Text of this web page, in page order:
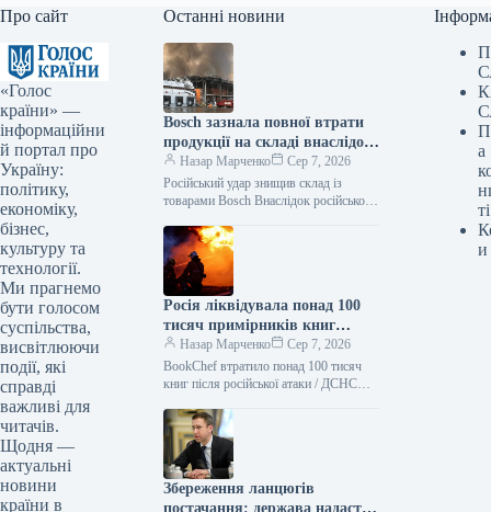
Про сайт
«Голос
країни» —
інформаційни
й портал про
Україну:
політику,
економіку,
бізнес,
культуру та
технології.
Ми прагнемо
бути голосом
суспільства,
висвітлюючи
події, які
справді
важливі для
читачів.
Щодня —
актуальні
новини
країни в
Останні новини
Bosch зазнала повної втрати
продукції на складі внаслідок
російського нападу
Назар Марченко
Сер 7, 2026
Російський удар знищив склад із
товарами Bosch Внаслідок російської
партнера Bosch, де зберігалася
продукція. Як повідомляє Delo.ua,
Росія ліквідувала понад 100
тисяч примірників книг
BookChef: деталі події
Назар Марченко
Сер 7, 2026
BookChef втратило понад 100 тисяч
книг після російської атаки / ДСНС
знищено резервний склад логістичного
партнера…
Збереження ланцюгів
постачання: держава надасть
а
ті
и